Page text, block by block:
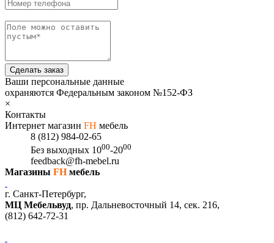
Сделать заказ
Ваши персональные данные
охраняются Федеральным законом №152-ФЗ
×
Контакты
Интернет магазин FH мебель
8 (812) 984-02-65
Без выходных 1000-2000
feedback@fh-mebel.ru
Магазины FHмебель
г. Санкт-Петербург,
МЦ Мебельвуд, пр. Дальневосточный 14, сек. 216,
(812) 642-72-31